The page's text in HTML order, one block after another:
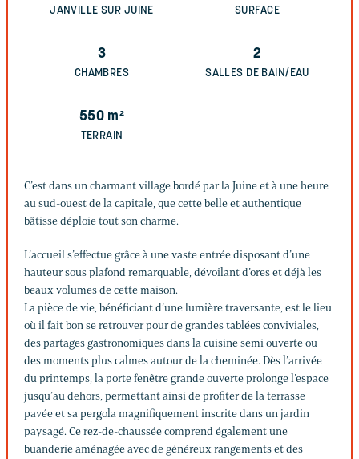
JANVILLE SUR JUINE SURFACE
3
CHAMBRES
2
SALLES DE BAIN/EAU
550 m²
TERRAIN
C’est dans un charmant village bordé par la Juine et à une heure
au sud-ouest de la capitale, que cette belle et authentique
bâtisse déploie tout son charme.
L’accueil s’effectue grâce à une vaste entrée disposant d’une
hauteur sous plafond remarquable, dévoilant d’ores et déjà les
beaux volumes de cette maison.
La pièce de vie, bénéficiant d’une lumière traversante, est le lieu
où il fait bon se retrouver pour de grandes tablées conviviales,
des partages gastronomiques dans la cuisine semi ouverte ou
des moments plus calmes autour de la cheminée. Dès l’arrivée
du printemps, la porte fenêtre grande ouverte prolonge l’espace
jusqu’au dehors, permettant ainsi de profiter de la terrasse
pavée et sa pergola magnifiquement inscrite dans un jardin
paysagé. Ce rez-de-chaussée comprend également une
buanderie aménagée avec de généreux rangements et des